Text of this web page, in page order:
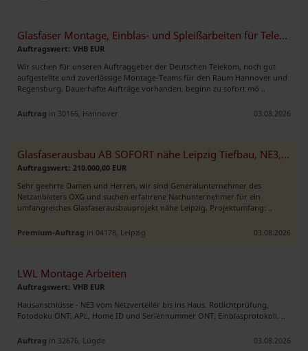
Glasfaser Montage, Einblas- und Spleißarbeiten für Telekom
Auftragswert: VHB EUR
Wir suchen für unseren Auftraggeber der Deutschen Telekom, noch gut
aufgestellte und zuverlässige Montage-Teams für den Raum Hannover und
Regensburg. Dauerhafte Aufträge vorhanden, beginn zu sofort mö ..
Auftrag in 30165, Hannover 03.08.2026
Glasfaserausbau AB SOFORT nähe Leipzig Tiefbau, NE3, Montage
Auftragswert: 210.000,00 EUR
Sehr geehrte Damen und Herren, wir sind Generalunternehmer des
Netzanbieters OXG und suchen erfahrene Nachunternehmer für ein
umfangreiches Glasfaserausbauprojekt nähe Leipzig. Projektumfang: ..
Premium-Auftrag in 04178, Leipzig 03.08.2026
LWL Montage Arbeiten
Auftragswert: VHB EUR
Hausanschlüsse - NE3 vom Netzverteiler bis ins Haus. Rotlichtprüfung,
Fotodoku ONT, APL, Home ID und Seriennummer ONT, Einblasprotokoll. ..
Auftrag in 32676, Lügde 03.08.2026